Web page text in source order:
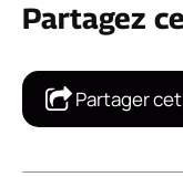
Partagez
Partager